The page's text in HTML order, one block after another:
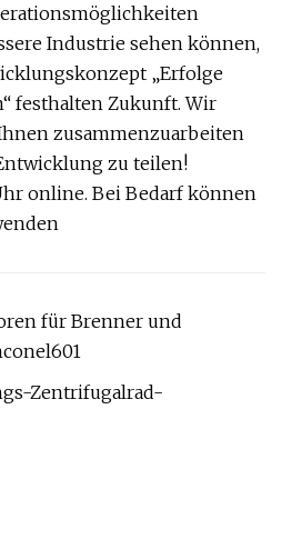
Industrie sehen können,
„Erfolge
festhalten Zukunft. Wir
zusammenzuarbeiten
zu teilen!
online. Bei Bedarf können
für Brenner und
Zentrifugalrad-